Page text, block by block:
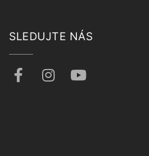
SLEDUJTE NÁS